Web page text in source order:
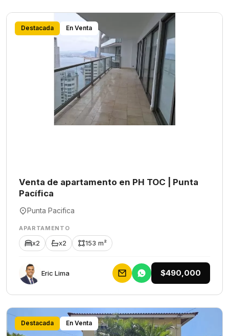
Destacada En Venta
Venta de apartamento en PH TOC | Punta
Pacífica
Punta Pacifica
APARTAMENTO
x2 x2 153 m²
Eric Lima $490,000
Destacada En Venta